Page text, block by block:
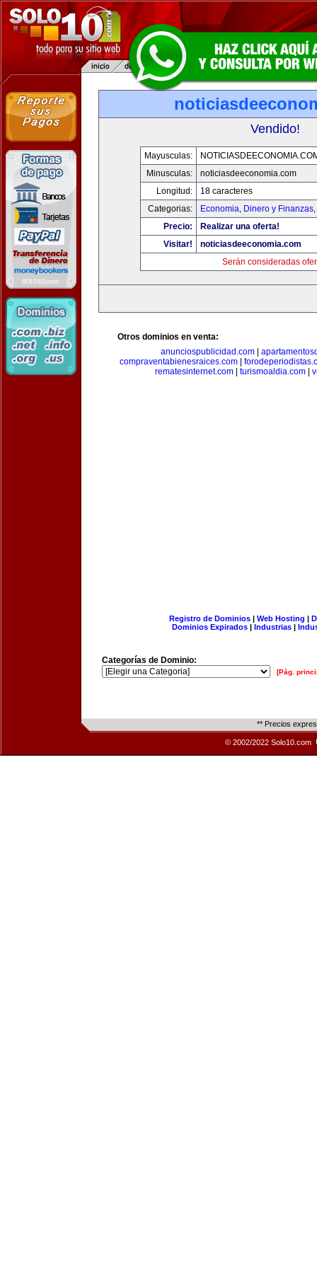
Vendido!
Mayusculas:
Minusculas:
noticiasdeeconomia.com
Longitud:
18 caracteres
Categorias:
Economia, Dinero y Finanzas,
Precio:
Realizar una oferta!
Visitar!
noticiasdeeconomia.com
Serán consideradas
Otros dominios en venta:
anunciospublicidad.com|
compraventabienesraices.com
rematesinternet.com| turismoaldia.com|
Registro de Dominios| Web Hosting |
Dominios Expirados | Industrias |
Categorías de Dominio:
[Pág.
** Precios
© 2002/2022 Solo10.com